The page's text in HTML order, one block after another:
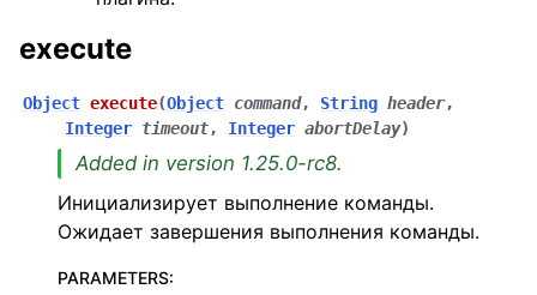
execute
Object execute(Object command, String header,
Integer timeout, Integer abortDelay)
Added in version 1.25.0-rc8.
Инициализирует выполнение команды.
Ожидает завершения выполнения команды.
PARAMETERS: